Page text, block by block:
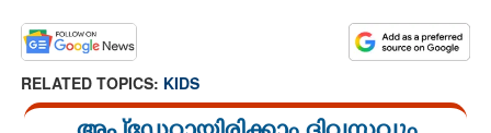
RELATED TOPICS: KIDS